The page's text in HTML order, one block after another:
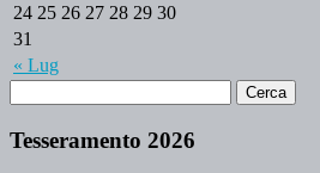
« Lug
24 25 26 27 28 29 30
31
Tesseramento 2026